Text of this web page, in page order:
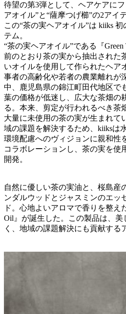
待望の第3弾として、ヘアケアに
アオイル”と“薩摩つげ櫛”の2アイ
この“茶の実ヘアオイル”は kiiks
テム。
“茶の実ヘアオイル”である『Green
前のとおり茶の実から抽出された
いオイルを使用して作られたヘア
事者の高齢化や若者の農業離れが
中、鹿児島県の錦江町田代地区で
葉の価格が低迷し、広大な茶畑の
る。本来、剪定が行われるべき茶
大量に未使用の茶の実が生まれて
域の課題を解決するため、kiiksは
環境配慮へのヴィジョンに親和性
コラボレーションし、茶の実を使
開発。
自然に優しい茶の実油と、桜島産
ンダルウッドとジャスミンのエッ
ド。心地よいアロマで香りを整え
Oil』が誕生した。この製品は、美
く、地域の課題解決にも貢献する